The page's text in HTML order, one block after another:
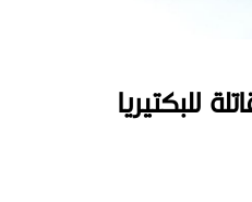
للبكتيريا